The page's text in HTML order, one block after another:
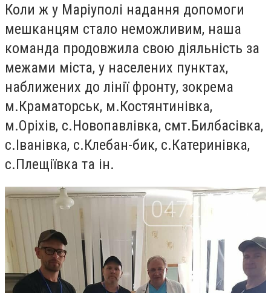
Коли ж у Маріуполі надання допомоги
мешканцям стало неможливим, наша
команда продовжила свою діяльність за
межами міста, у населених пунктах,
наближених до лінії фронту, зокрема
м.Краматорськ, м.Костянтинівка,
м.Оріхів, с.Новопавлівка, смт.Билбасівка,
с.Іванівка, с.Клебан-бик, с.Катеринівка,
с.Плещіївка та ін.